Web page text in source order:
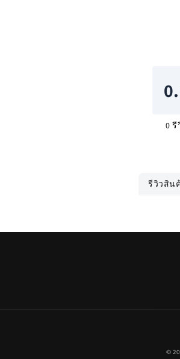
0 รี
รีวิวสิน
©